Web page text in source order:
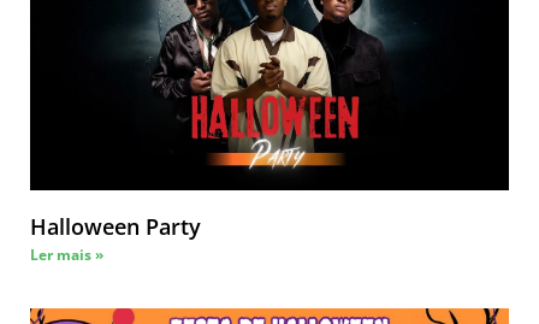
Halloween Party
Ler mais »